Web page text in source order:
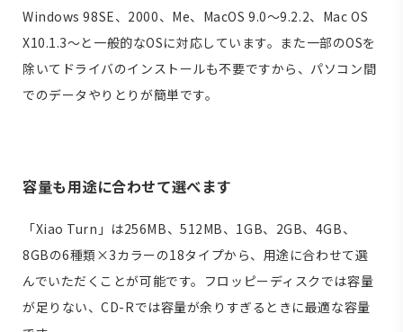
Windows 98SE、2000、Me、MacOS 9.0〜9.2.2、Mac OS
X10.1.3〜と一般的なOSに対応しています。また一部のOSを
除いてドライバのインストールも不要ですから、パソコン間
でのデータやりとりが簡単です。
容量も用途に合わせて選べます
「Xiao Turn」は256MB、512MB、1GB、2GB、4GB、
8GBの6種類×3カラーの18タイプから、用途に合わせて選
んでいただくことが可能です。フロッピーディスクでは容量
が足りない、CD-Rでは容量が余りすぎるときに最適な容量